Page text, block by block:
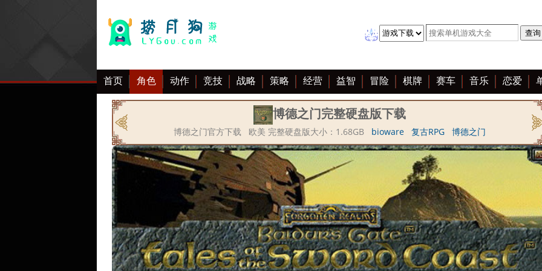
首页 角色 动作 竞技 战略 策略 经营 益智 冒险 棋牌 赛车 音乐 恋爱
大全
博德之门完整硬盘版下载
博德之门官方下载 欧美 完整硬盘版大小：1.68GB bioware 复古RPG 博德之门